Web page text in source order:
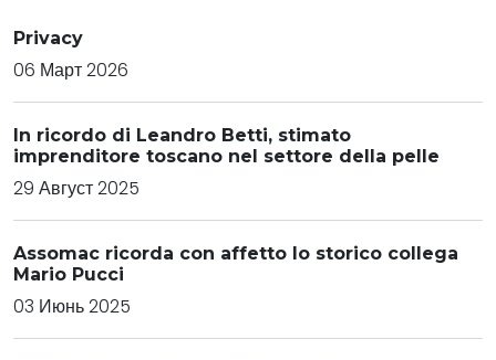
Privacy
06 Март 2026
In ricordo di Leandro Betti, stimato
imprenditore toscano nel settore della pelle
29 Август 2025
Assomac ricorda con affetto lo storico collega
Mario Pucci
03 Июнь 2025